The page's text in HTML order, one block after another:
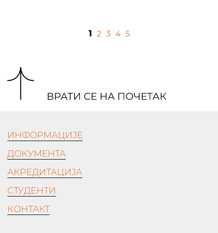
1 2 3 4 5
ИНФОРМАЦИЈЕ
ДОКУМЕНТА
АКРЕДИТАЦИЈА
СТУДЕНТИ
КОНТАКТ